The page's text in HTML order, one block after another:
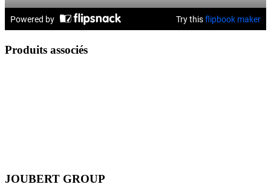
Produits associés
JOUBERT GROUP